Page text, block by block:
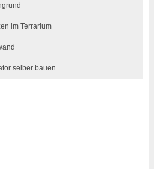
im Terrarium
selber bauen